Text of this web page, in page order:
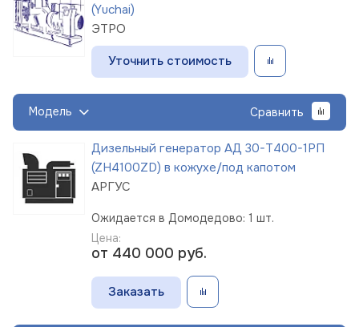
(Yuchai)
ЭТРО
Уточнить стоимость
Модель Сравнить
Дизельный генератор АД 30-Т400-1РП
(ZH4100ZD) в кожухе/под капотом
АРГУС
Ожидается в Домодедово: 1 шт.
Цена:
от 440 000 руб.
Заказать